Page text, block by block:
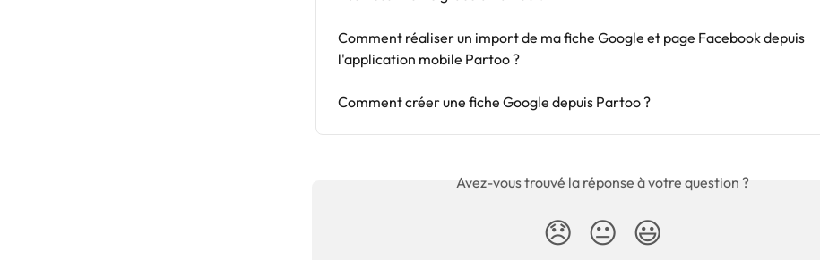
Comment réaliser un import de ma fiche Google et page Facebook depuis
l'application mobile Partoo ?
Comment créer une fiche Google depuis Partoo ?
Avez-vous trouvé la réponse à votre question ?
😞 😐 😃